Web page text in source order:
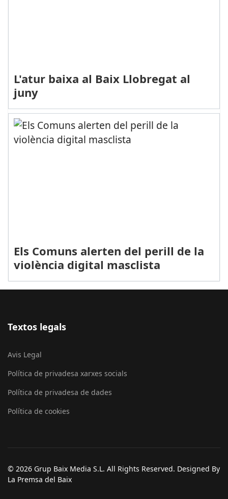
L'atur baixa al Baix Llobregat al
juny
Els Comuns alerten del perill de la
violència digital masclista
Textos legals
Avis Legal
Política de privadesa xarxes socials
Política de privadesa de dades
Política de cookies
© 2026 Grup Baix Media S.L. All Rights Reserved. Designed By
La Premsa del Baix